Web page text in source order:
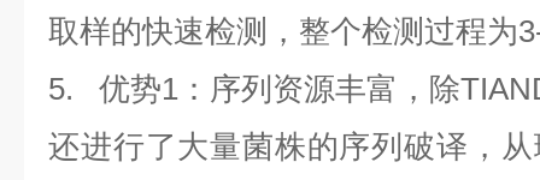
取样的快速检测，整个检测过程为
5. 优势1 ：序列资源丰富，除
还进行了大量菌株的序列破译，